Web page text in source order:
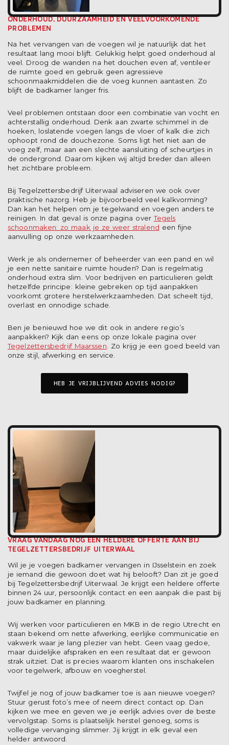
ONDERHOUD, DUURZAAMHEID EN VEELVOORKOMENDE
PROBLEMEN
Na het vervangen van de voegen wil je natuurlijk dat het
resultaat lang mooi blijft. Gelukkig helpt goed onderhoud al
veel. Droog de wanden na het douchen even af, ventileer
de ruimte goed en gebruik geen agressieve
schoonmaakmiddelen die de voeg kunnen aantasten. Zo
blijft de badkamer langer fris.
Veel problemen ontstaan door een combinatie van vocht en
achterstallig onderhoud. Denk aan zwarte schimmel in de
hoeken, loslatende voegen langs de vloer of kalk die zich
ophoopt rond de douchezone. Soms ligt het niet aan de
voeg zelf, maar aan een slechte aansluiting of scheurtjes in
de ondergrond. Daarom kijken wij altijd breder dan alleen
het zichtbare probleem.
Bij Tegelzettersbedrijf Uiterwaal adviseren we ook over
praktische nazorg. Heb je bijvoorbeeld veel kalkvorming?
Dan kan het helpen om je tegelwand en voegen anders te
reinigen. In dat geval is onze pagina overTegels
schoonmaken: zo maak je ze weer stralend een fijne
aanvulling op onze werkzaamheden.
Werk je als ondernemer of beheerder van een pand en wil
je een nette sanitaire ruimte houden? Dan is regelmatig
onderhoud extra slim. Voor bedrijven en particulieren geldt
hetzelfde principe: kleine gebreken op tijd aanpakken
voorkomt grotere herstelwerkzaamheden. Dat scheelt tijd,
overlast en onnodige schade.
Ben je benieuwd hoe we dit ook in andere regio’s
aanpakken? Kijk dan eens op onze lokale pagina over
Tegelzettersbedrijf Maarssen . Zo krijg je een goed beeld van
onze stijl, afwerking en service.
HEB JE VRIJBLIJVEND ADVIES NODIG?
VRAAG VANDAAG NOG EEN HELDERE OFFERTE AAN BIJ
TEGELZETTERSBEDRIJF UITERWAAL
Wil je je voegen badkamer vervangen in IJsselstein en zoek
je iemand die gewoon doet wat hij belooft? Dan zit je goed
bij Tegelzettersbedrijf Uiterwaal. Je krijgt een heldere offerte
binnen 24 uur, persoonlijk contact en een aanpak die past bij
jouw badkamer en planning.
Wij werken voor particulieren en MKB in de regio Utrecht en
staan bekend om nette afwerking, eerlijke communicatie en
vakwerk waar je lang plezier van hebt. Geen vaag gedoe,
maar duidelijke afspraken en een resultaat dat er gewoon
strak uitziet. Dat is precies waarom klanten ons inschakelen
voor tegelwerk, afbouw en voegherstel.
Twijfel je nog of jouw badkamer toe is aan nieuwe voegen?
Stuur gerust foto’s mee of neem direct contact op. Dan
kijken we mee en geven we je eerlijk advies over de beste
vervolgstap. Soms is plaatselijk herstel genoeg, soms is
volledige vervanging slimmer. Jij krijgt in elk geval een
helder antwoord.